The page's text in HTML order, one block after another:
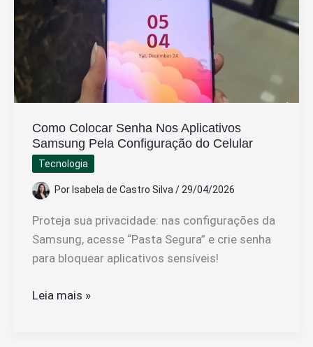
WhatsApp
Como Colocar Senha Nos Aplicativos
Samsung Pela Configuração do Celular
Tecnologia
Por Isabela de Castro Silva/ 29/04/2026
Proteja sua privacidade: nas configurações da
Samsung, acesse “Pasta Segura” e crie senha
para bloquear aplicativos sensíveis!
Como
Leia mais »